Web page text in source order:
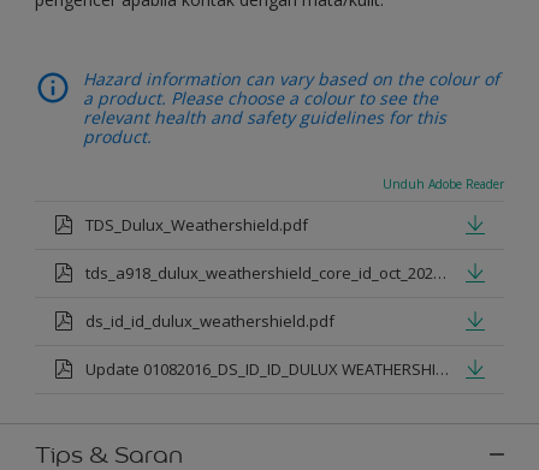
Hazard information can vary based on the colour of
a product. Please choose a colour to see the
relevant health and safety guidelines for this
product.
Unduh Adobe Reader
TDS_Dulux_Weathershield.pdf
tds_a918_dulux_weathershield_core_id_oct_2021.pdf
ds_id_id_dulux_weathershield.pdf
Update 01082016_DS_ID_ID_DULUX WEATHERSHIELD PRO PREMIUM EXTERIOR_mod.pdf
Tips & Saran